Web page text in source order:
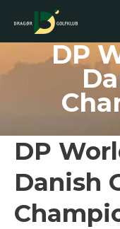
DP
DP
Danish